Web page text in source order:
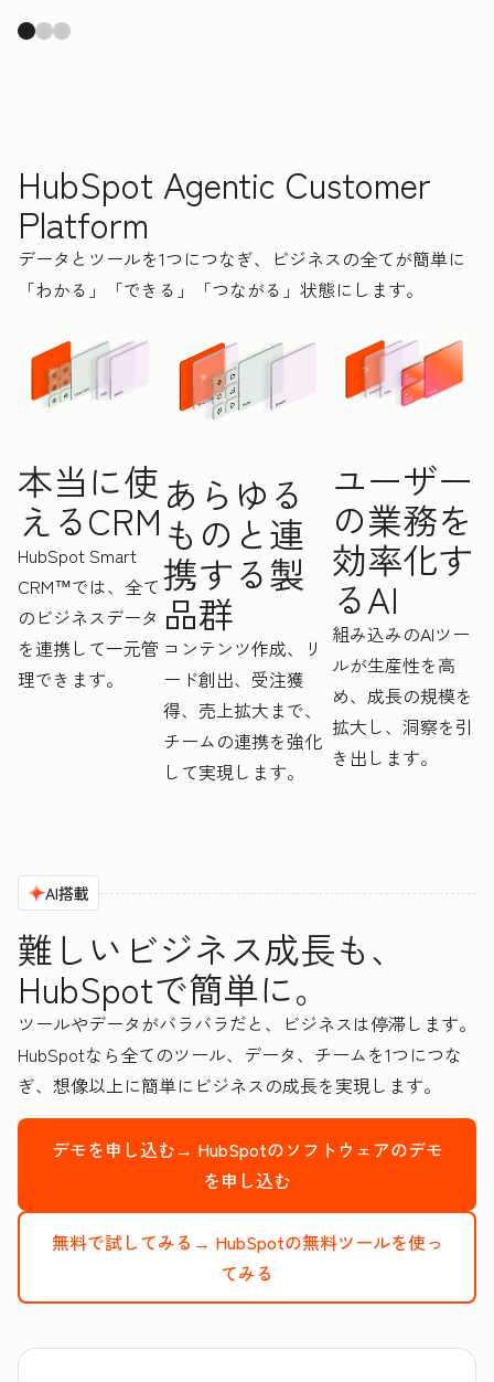
HubSpot Agentic Customer
Platform
データとツールを1つにつなぎ、ビジネスの全てが簡単に
「わかる」「できる」「つながる」状態にします。
本当に使
えるCRM
HubSpot Smart
CRM™では、全て
のビジネスデータ
を連携して一元管
理できます。
あらゆる
ものと連
携する製
品群
コンテンツ作成、リ
ード創出、受注獲
得、売上拡大まで、
チームの連携を強化
して実現します。
ユーザー
の業務を
効率化す
るAI
組み込みのAIツー
ルが生産性を高
め、成長の規模を
拡大し、洞察を引
き出します。
AI搭載
難しいビジネス成長も、
HubSpotで簡単に。
ツールやデータがバラバラだと、ビジネスは停滞します。
HubSpotなら全てのツール、データ、チームを1つにつな
ぎ、想像以上に簡単にビジネスの成長を実現します。
デモを申し込む→ HubSpotのソフトウェアのデモ
を申し込む
無料で試してみる→ HubSpotの無料ツールを使っ
てみる